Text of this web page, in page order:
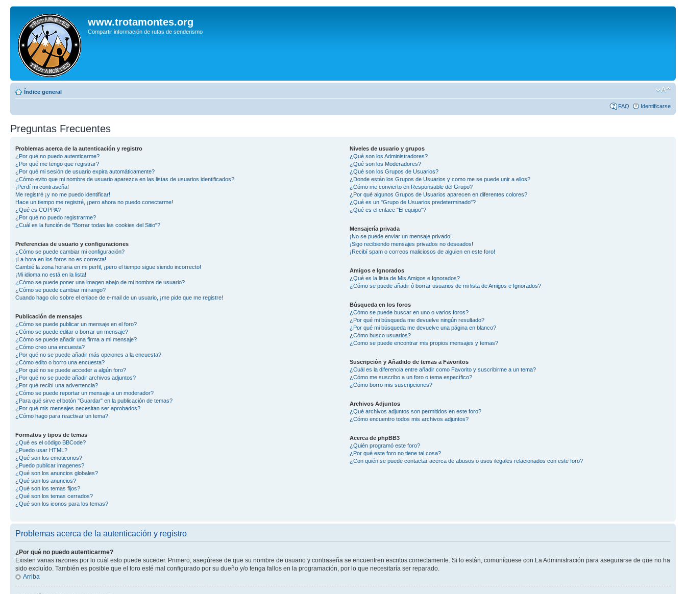
www.trotamontes.org
Compartir información de rutas de senderismo
Índice general
FAQ Identificarse
Preguntas Frecuentes
Problemas acerca de la autenticación y registro
¿Por qué no puedo autenticarme?
¿Por qué me tengo que registrar?
¿Por qué mi sesión de usuario expira automáticamente?
¿Cómo evito que mi nombre de usuario aparezca en las listas de usuarios identificados?
¡Perdí mi contraseña!
Me registré ¡y no me puedo identificar!
Hace un tiempo me registré, ¡pero ahora no puedo conectarme!
¿Qué es COPPA?
¿Por qué no puedo registrarme?
¿Cuál es la función de "Borrar todas las cookies del Sitio"?
Preferencias de usuario y configuraciones
¿Cómo se puede cambiar mi configuración?
¡La hora en los foros no es correcta!
Cambié la zona horaria en mi perfil, ¡pero el tiempo sigue siendo incorrecto!
¡Mi idioma no está en la lista!
¿Cómo se puede poner una imagen abajo de mi nombre de usuario?
¿Cómo se puede cambiar mi rango?
Cuando hago clic sobre el enlace de e-mail de un usuario, ¡me pide que me registre!
Publicación de mensajes
¿Cómo se puede publicar un mensaje en el foro?
¿Cómo se puede editar o borrar un mensaje?
¿Cómo se puede añadir una firma a mi mensaje?
¿Cómo creo una encuesta?
¿Por qué no se puede añadir más opciones a la encuesta?
¿Cómo edito o borro una encuesta?
¿Por qué no se puede acceder a algún foro?
¿Por qué no se puede añadir archivos adjuntos?
¿Por qué recibí una advertencia?
¿Cómo se puede reportar un mensaje a un moderador?
¿Para qué sirve el botón "Guardar" en la publicación de temas?
¿Por qué mis mensajes necesitan ser aprobados?
¿Cómo hago para reactivar un tema?
Formatos y tipos de temas
¿Qué es el código BBCode?
¿Puedo usar HTML?
¿Qué son los emoticonos?
¿Puedo publicar imagenes?
¿Qué son los anuncios globales?
¿Qué son los anuncios?
¿Qué son los temas fijos?
¿Qué son los temas cerrados?
¿Qué son los iconos para los temas?
Niveles de usuario y grupos
¿Qué son los Administradores?
¿Qué son los Moderadores?
¿Qué son los Grupos de Usuarios?
¿Donde están los Grupos de Usuarios y como me se puede unir a ellos?
¿Cómo me convierto en Responsable del Grupo?
¿Por qué algunos Grupos de Usuarios aparecen en diferentes colores?
¿Qué es un "Grupo de Usuarios predeterminado"?
¿Qué es el enlace "El equipo"?
Mensajería privada
¡No se puede enviar un mensaje privado!
¡Sigo recibiendo mensajes privados no deseados!
¡Recibí spam o correos maliciosos de alguien en este foro!
Amigos e Ignorados
¿Qué es la lista de Mis Amigos e Ignorados?
¿Cómo se puede añadir ó borrar usuarios de mi lista de Amigos e Ignorados?
Búsqueda en los foros
¿Cómo se puede buscar en uno o varios foros?
¿Por qué mi búsqueda me devuelve ningún resultado?
¿Por qué mi búsqueda me devuelve una página en blanco?
¿Cómo busco usuarios?
¿Como se puede encontrar mis propios mensajes y temas?
Suscripción y Añadido de temas a Favoritos
¿Cuál es la diferencia entre añadir como Favorito y suscribirme a un tema?
¿Cómo me suscribo a un foro o tema específico?
¿Cómo borro mis suscripciones?
Archivos Adjuntos
¿Qué archivos adjuntos son permitidos en este foro?
¿Cómo encuentro todos mis archivos adjuntos?
Acerca de phpBB3
¿Quién programó este foro?
¿Por qué este foro no tiene tal cosa?
¿Con quién se puede contactar acerca de abusos o usos ilegales relacionados con este foro?
Problemas acerca de la autenticación y registro
¿Por qué no puedo autenticarme?
Existen varias razones por lo cuál esto puede suceder. Primero, asegúrese de que su nombre de usuario y contraseña se encuentren escritos correctamente. Si lo están, comuníquese con La Administración para asegurarse de que no ha
sido excluído. También es posible que el foro esté mal configurado por su dueño y/o tenga fallos en la programación, por lo que necesitaría ser reparado.
Arriba